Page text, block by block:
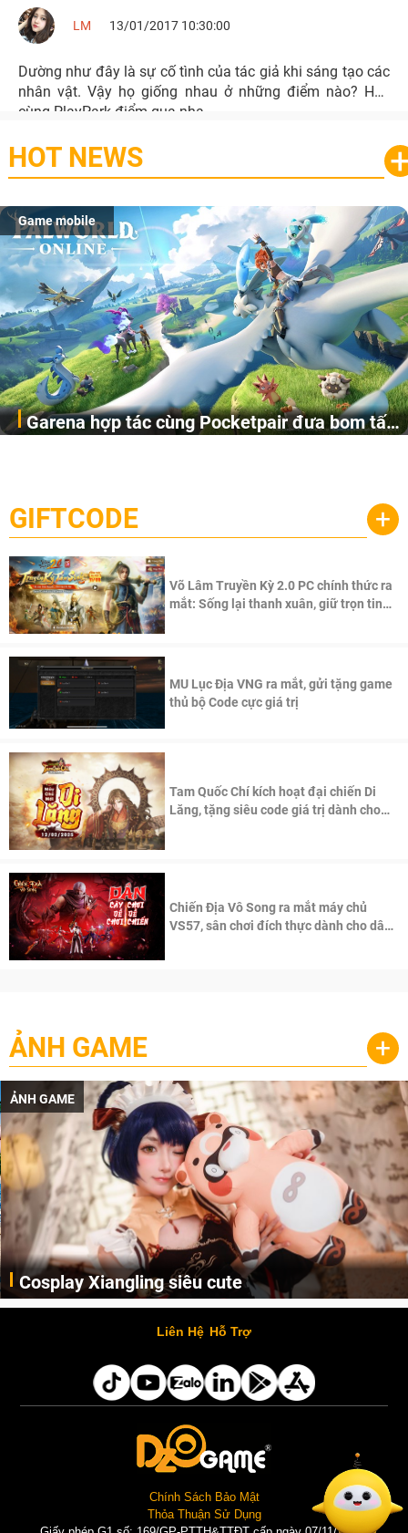
LM 13/01/2017 10:30:00
Dường như đây là sự cố tình của tác giả khi sáng tạo các
nhân vật. Vậy họ giống nhau ở những điểm nào? Hãy
cùng PlayPark điểm qua nha.
HOT NEWS
Game mobile
Garena hợp tác cùng Pocketpair đưa bom tấn
cầu, theo giấy phép chính thức từ công ty game Nhật Bản
Pocketpair, Inc.
GIFTCODE +
Võ Lâm Truyền Kỳ 2.0 PC chính thức ra
mắt: Sống lại thanh xuân, giữ trọn tinh
MU Lục Địa VNG ra mắt, gửi tặng game
thủ bộ Code cực giá trị
Tam Quốc Chí kích hoạt đại chiến Di
Lăng, tặng siêu code giá trị dành cho
Chiến Địa Vô Song ra mắt máy chủ
VS57, sân chơi đích thực dành cho dân
ẢNH GAME +
ẢNH GAME
Cosplay Xiangling siêu cute
Cùng thưởng thức những hình ảnh cosplay Xiangling trong Genshin Impact siêu dễ thương của người dùng Weibo "阿包也是兔娘"
Liên Hệ Hỗ Trợ
Chính Sách Bảo Mật
Thỏa Thuận Sử Dụng